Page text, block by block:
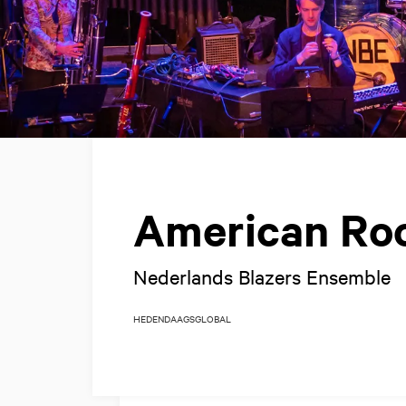
American
Nederlands Blazers Ensemble
HEDENDAAGSGLOBAL